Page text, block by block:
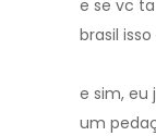
e se vc
brasil
e sim, eu
um